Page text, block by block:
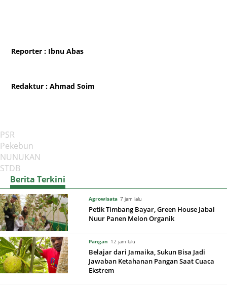
Reporter : Ibnu Abas
Redaktur : Ahmad Soim
PSR
Pekebun
NUNUKAN
STDB
Berita Terkini
Agrowisata 7 jam lalu
Petik Timbang Bayar, Green House Jabal
Nuur Panen Melon Organik
Pangan 12 jam lalu
Belajar dari Jamaika, Sukun Bisa Jadi
Jawaban Ketahanan Pangan Saat Cuaca
Ekstrem